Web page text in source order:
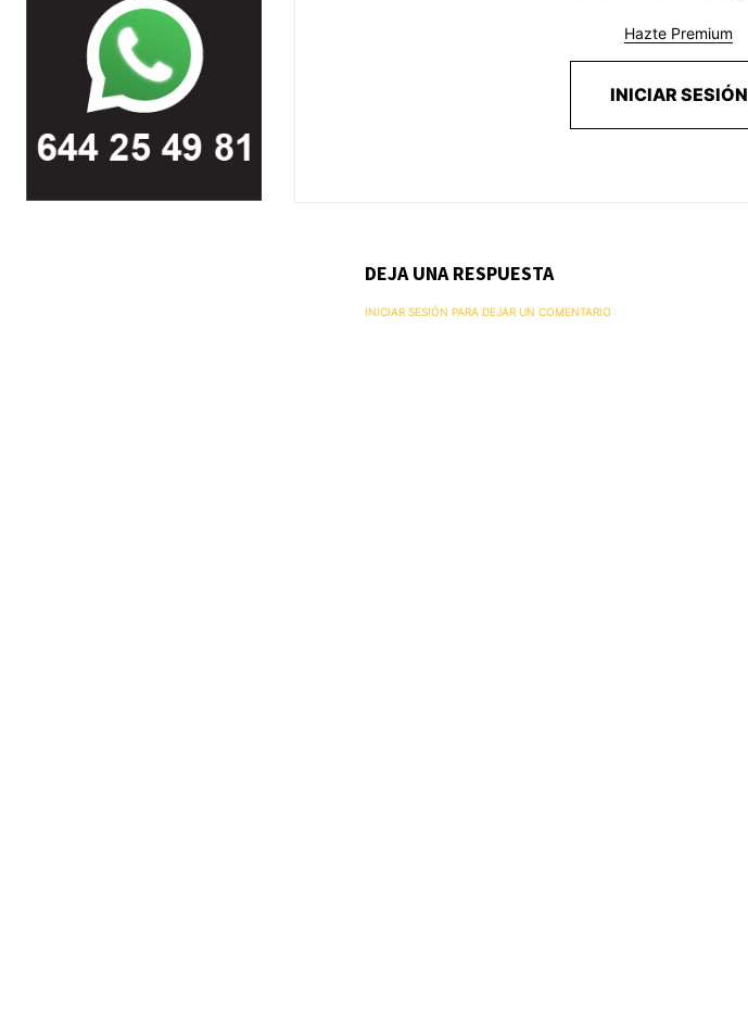
Hazte Premium
INICIAR SESIÓN
DEJA UNA RESPUESTA
INICIAR SESIÓN PARA DEJAR UN COMENTARIO